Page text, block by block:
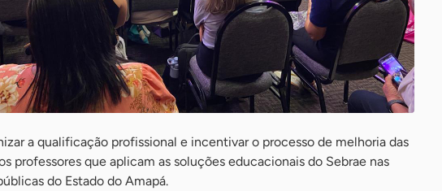
a qualificação profissional e incentivar o processo de melhoria das
professores que aplicam as soluções educacionais do Sebrae nas
do Estado do Amapá.